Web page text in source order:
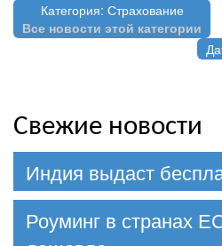
Категория: Страхование
Все новости этой категории
Свежие новости
Индия выдаст
Роуминг в странах